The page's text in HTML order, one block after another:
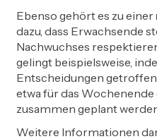
Ebenso gehört es zu einer
dazu, dass Erwachsende
Nachwuchses
gelingt beispielsweise,
Entscheidungen
etwa für das
zusammen geplant
Weitere Informationen